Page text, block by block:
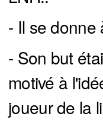
- Il se donne
- Son but
motivé à
joueur de la